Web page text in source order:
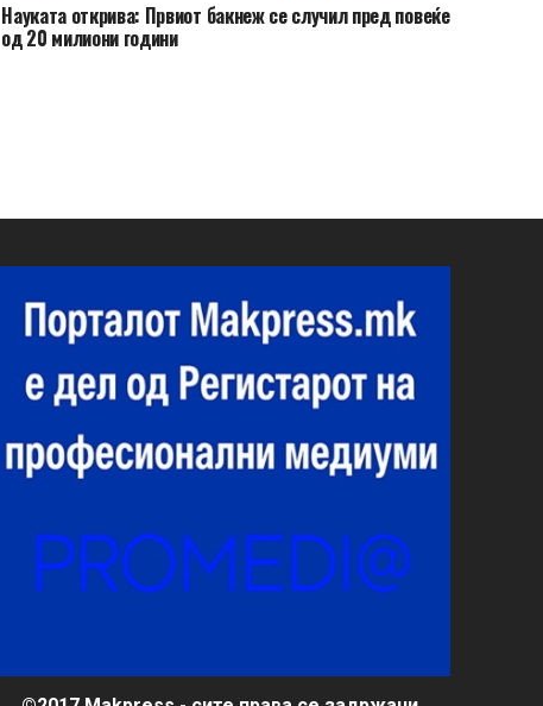
Науката открива: Првиот бакнеж се случил пред повеќе
од 20 милиони години